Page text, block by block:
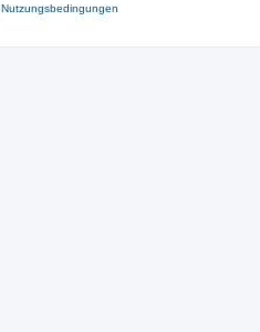
Nutzungsbedingungen